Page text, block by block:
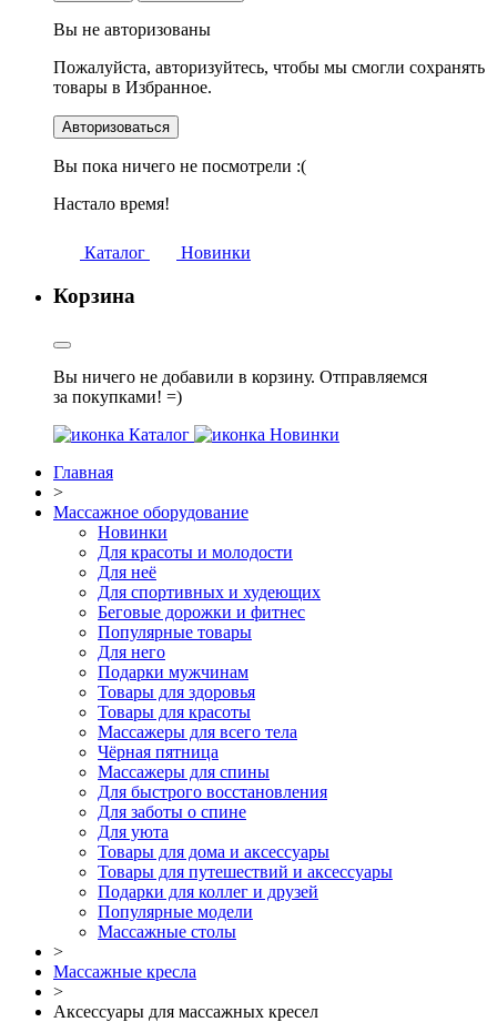
Вы не авторизованы
Пожалуйста, авторизуйтесь, чтобы мы смогли сохранять
товары в Избранное.
Авторизоваться
Вы пока ничего не посмотрели :(
Настало время!
Каталог Новинки
Корзина
Вы ничего не добавили в корзину. Отправляемся
за покупками! =)
Каталог
Новинки
Главная
>
Массажное оборудование
Новинки
Для красоты и молодости
Для неё
Для спортивных и худеющих
Беговые дорожки и фитнес
Популярные товары
Для него
Подарки мужчинам
Товары для здоровья
Товары для красоты
Массажеры для всего тела
Чёрная пятница
Массажеры для спины
Для быстрого восстановления
Для заботы о спине
Для уюта
Товары для дома и аксессуары
Товары для путешествий и аксессуары
Подарки для коллег и друзей
Популярные модели
Массажные столы
>
Массажные кресла
>
Аксессуары для массажных кресел